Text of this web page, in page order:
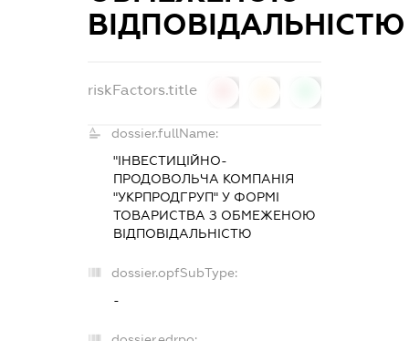
ВІДПОВІДАЛЬНІСТЮ
riskFactors.title
dossier.fullName:
"ІНВЕСТИЦІЙНО-
ПРОДОВОЛЬЧА КОМПАНІЯ
"УКРПРОДГРУП" У ФОРМІ
ТОВАРИСТВА З ОБМЕЖЕНОЮ
ВІДПОВІДАЛЬНІСТЮ
dossier.opfSubType:
-